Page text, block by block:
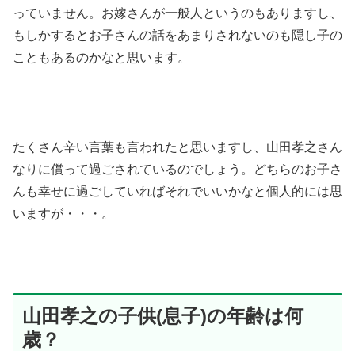
っていません。お嫁さんが一般人というのもありますし、
もしかするとお子さんの話をあまりされないのも隠し子の
こともあるのかなと思います。
たくさん辛い言葉も言われたと思いますし、山田孝之さん
なりに償って過ごされているのでしょう。どちらのお子さ
んも幸せに過ごしていればそれでいいかなと個人的には思
いますが・・・。
山田孝之の子供(息子)の年齢は何
歳？